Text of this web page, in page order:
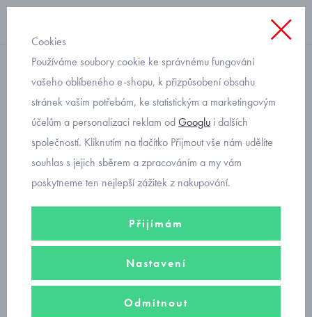
chlapecké
dětské sandálky Primigi
7869000
Cookies
Používáme soubory cookie ke správnému fungování
vašeho oblíbeného e-shopu, k přizpůsobení obsahu
stránek vašim potřebám, ke statistickým a marketingovým
účelům a personalizaci reklam odGooglu i dalších
společností. Kliknutím na tlačítko Přijmout vše nám udělíte
souhlas s jejich sběrem a zpracováním a my vám
poskytneme ten nejlepší zážitek z nakupování.
Přijímám
Nastavení
Odmítnout